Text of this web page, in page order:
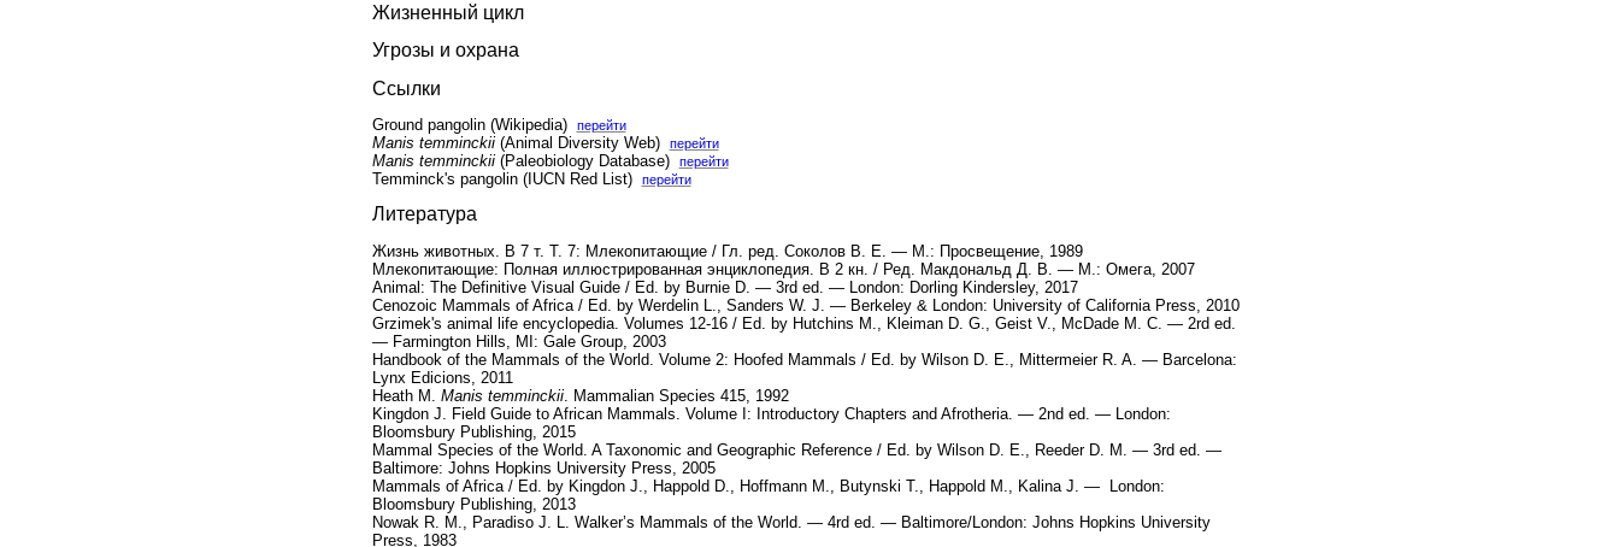
Жизненный цикл
Угрозы и охрана
Ссылки
Ground pangolin (Wikipedia) перейти
Manis temminckii(Animal Diversity Web) перейти
Manis temminckii(Paleobiology Database) перейти
Temminck's pangolin (IUCN Red List) перейти
Литература
Жизнь животных. В 7 т. Т. 7: Млекопитающие / Гл. ред. Соколов В. Е. — М.: Просвещение, 1989
Млекопитающие: Полная иллюстрированная энциклопедия. В 2 кн. / Ред. Макдональд Д. В. — М.: Омега, 2007
Animal: The Definitive Visual Guide / Ed. by Burnie D. — 3rd ed. — London: Dorling Kindersley, 2017
Cenozoic Mammals of Africa / Ed. by Werdelin L., Sanders W. J. — Berkeley & London: University of California Press, 2010
Grzimek's animal life encyclopedia. Volumes 12-16 / Ed. by Hutchins M., Kleiman D. G., Geist V., McDade M. C. — 2rd ed.
— Farmington Hills, MI: Gale Group, 2003
Handbook of the Mammals of the World. Volume 2: Hoofed Mammals / Ed. by Wilson D. E., Mittermeier R. A. — Barcelona:
Lynx Edicions, 2011
Heath M. Manis temminckii. Mammalian Species 415, 1992
Kingdon J. Field Guide to African Mammals. Volume I: Introductory Chapters and Afrotheria. — 2nd ed. — London:
Bloomsbury Publishing, 2015
Mammal Species of the World. A Taxonomic and Geographic Reference / Ed. by Wilson D. E., Reeder D. M. — 3rd ed. —
Baltimore: Johns Hopkins University Press, 2005
Mammals of Africa / Ed. by Kingdon J., Happold D., Hoffmann M., Butynski T., Happold M., Kalina J. — London:
Bloomsbury Publishing, 2013
Nowak R. M., Paradiso J. L. Walker’s Mammals of the World. — 4rd ed. — Baltimore/London: Johns Hopkins University
Press, 1983